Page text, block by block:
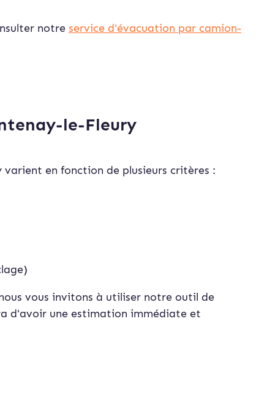
notre service d'évacuation par camion-
le-Fleury
en fonction de plusieurs critères :
vous invitons à utiliser notre outil de
d'avoir une estimation immédiate et